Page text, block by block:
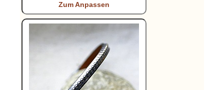
Zum Anpassen